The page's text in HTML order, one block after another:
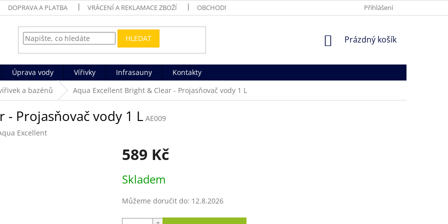
DOPRAVA A PLATBA VRÁCENÍ A REKLAMACE ZBOŽÍ OBCHODNÍ PODMÍNKY PODMÍNKY OCHRANY OSOBNÍCH ÚDAJŮ
Přihlášení
HLEDAT
NÁKUPNÍ
Prázdný košík
Úprava vody Vířivky Infrasauny
Kontakty
a bazénů Aqua Excellent Bright & Clear - Projasňovač vody 1 L
- Projasňovač vody 1 L AE009
Excellent
589 Kč
cena:
Skladem
Můžeme doručit do: 12.8.2026